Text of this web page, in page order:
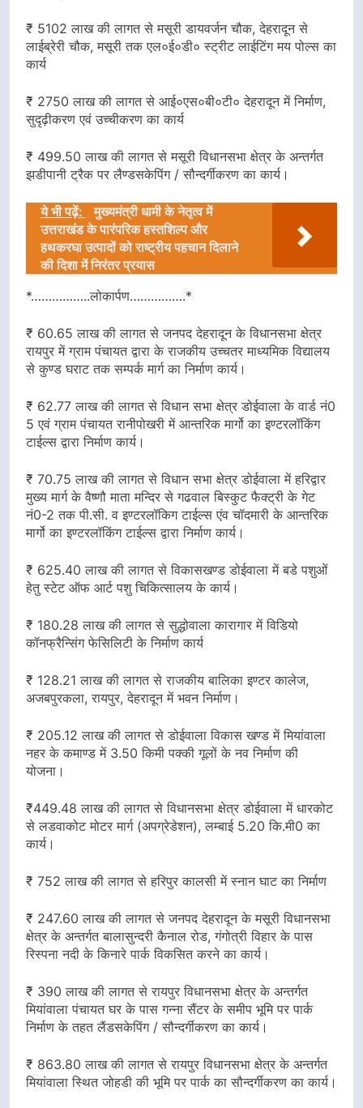
₹ 5102 लाख की लागत से मसूरी डायवर्जन चौक, देहरादून से
लाईब्रेरी चौक, मसूरी तक एल०ई०डी० स्ट्रीट लाईटिंग मय पोल्स का
कार्य
₹ 2750 लाख की लागत से आई०एस०बी०टी० देहरादून में निर्माण,
सुदृढ़ीकरण एवं उच्चीकरण का कार्य
₹ 499.50 लाख की लागत से मसूरी विधानसभा क्षेत्र के अन्तर्गत
झडीपानी ट्रैक पर लैण्डसकेपिंग / सौन्दर्गीकरण का कार्य।
ये भी पढ़ें:
मुख्यमंत्री धामी के नेतृत्व में
उत्तराखंड के पारंपरिक हस्तशिल्प और
हथकरघा उत्पादों को राष्ट्रीय पहचान दिलाने
की दिशा में निरंतर प्रयास
*……………..लोकार्पण…………….*
₹ 60.65 लाख की लागत से जनपद देहरादून के विधानसभा क्षेत्र
रायपुर में ग्राम पंचायत द्वारा के राजकीय उच्चतर माध्यमिक विद्यालय
से कुण्ड घराट तक सम्पर्क मार्ग का निर्माण कार्य।
₹ 62.77 लाख की लागत से विधान सभा क्षेत्र डोईवाला के वार्ड नं0
5 एवं ग्राम पंचायत रानीपोखरी में आन्तरिक मार्गो का इण्टरलॉकिंग
टाईल्स द्वारा निर्माण कार्य।
₹ 70.75 लाख की लागत से विधान सभा क्षेत्र डोईवाला में हरिद्वार
मुख्य मार्ग के वैष्णौ माता मन्दिर से गढवाल बिस्कुट फैक्ट्री के गेट
नं0-2 तक पी.सी. व इण्टरलॉकिग टाईल्स एंव चॉदमारी के आन्तरिक
मार्गो का इण्टरलॉकिंग टाईल्स द्वारा निर्माण कार्य।
₹ 625.40 लाख की लागत से विकासखण्ड डोईवाला में बडे पशुओं
हेतु स्टेट ऑफ आर्ट पशु चिकित्सालय के कार्य।
₹ 180.28 लाख की लागत से सुद्धोवाला कारागार में विडियो
कॉनफ्रैन्सिंग फेसिलिटी के निर्माण कार्य
₹ 128.21 लाख की लागत से राजकीय बालिका इण्टर कालेज,
अजबपुरकला, रायपुर, देहरादून में भवन निर्माण।
₹ 205.12 लाख की लागत से डोईवाला विकास खण्ड में मियांवाला
नहर के कमाण्ड में 3.50 किमी पक्की गूलों के नव निर्माण की
योजना।
₹449.48 लाख की लागत से विधानसभा क्षेत्र डोईवाला में धारकोट
से लडवाकोट मोटर मार्ग (अपग्रेडेशन), लम्बाई 5.20 कि.मी0 का
कार्य।
₹ 752 लाख की लागत से हरिपुर कालसी में स्नान घाट का निर्माण
₹ 247.60 लाख की लागत से जनपद देहरादून के मसूरी विधानसभा
क्षेत्र के अन्तर्गत बालासुन्दरी कैनाल रोड, गंगोत्री विहार के पास
रिस्पना नदी के किनारे पार्क विकसित करने का कार्य।
₹ 390 लाख की लागत से रायपुर विधानसभा क्षेत्र के अन्तर्गत
मियांवाला पंचायत घर के पास गन्ना सैंटर के समीप भूमि पर पार्क
निर्माण के तहत लैंडसकेपिंग / सौन्दर्गीकरण का कार्य।
₹ 863.80 लाख की लागत से रायपुर विधानसभा क्षेत्र के अन्तर्गत
मियांवाला स्थित जोहडी की भूमि पर पार्क का सौन्दर्गीकरण का कार्य।